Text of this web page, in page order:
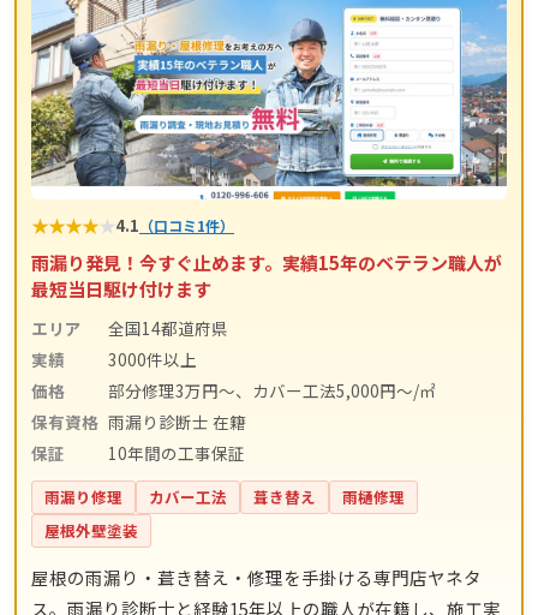
★★★★★4.1 （口コミ1件）
雨漏り発見！今すぐ止めます。実績15年のベテラン職人が
最短当日駆け付けます
エリア
全国14都道府県
実績
3000件以上
価格
部分修理3万円～、カバー工法5,000円～/㎡
保有資格 雨漏り診断士 在籍
保証
10年間の工事保証
雨漏り修理 カバー工法 葺き替え
雨樋修理
屋根外壁塗装
屋根の雨漏り・葺き替え・修理を手掛ける専門店ヤネタ
ス。雨漏り診断士と経験15年以上の職人が在籍し、施工実